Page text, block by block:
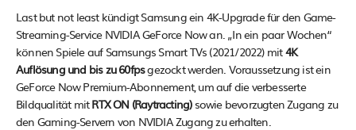
Last but not least kündigt Samsung ein 4K-Upgrade für den Game-
Streaming-Service NVIDIA GeForce Now an. „In ein paar Wochen“
können Spiele auf Samsungs Smart TVs (2021/2022) mit4K
Auflösung und bis zu 60fpsgezockt werden. Voraussetzung ist ein
GeForce Now Premium-Abonnement, um auf die verbesserte
Bildqualität mitRTX ON (Raytracting)sowie bevorzugten Zugang zu
den Gaming-Servern von NVIDIA Zugang zu erhalten.